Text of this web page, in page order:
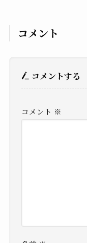
コメント
コメントする
コメント ※